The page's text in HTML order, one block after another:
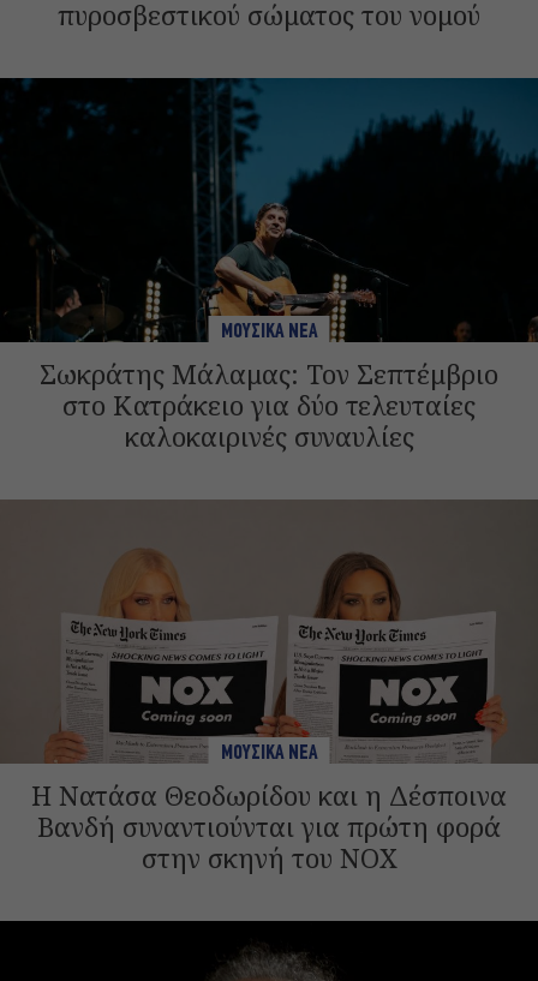
πυροσβεστικού σώματος του νομού
ΜΟΥΣΙΚΑ ΝΕΑ
Σωκράτης Μάλαμας: Τον Σεπτέμβριο
στο Κατράκειο για δύο τελευταίες
καλοκαιρινές συναυλίες
ΜΟΥΣΙΚΑ ΝΕΑ
H Νατάσα Θεοδωρίδου και η Δέσποινα
Βανδή συναντιούνται για πρώτη φορά
στην σκηνή του NOX